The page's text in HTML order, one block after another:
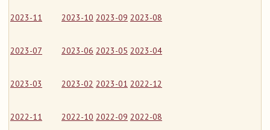
2023-11 2023-10 2023-09 2023-08
2023-07 2023-06 2023-05 2023-04
2023-03 2023-02 2023-01 2022-12
2022-11 2022-10 2022-09 2022-08